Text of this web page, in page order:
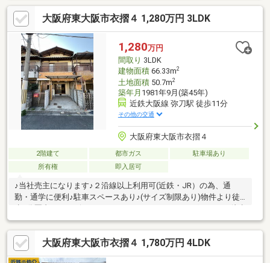
大阪府東大阪市衣摺４ 1,280万円 3LDK
1,280万円
間取り 3LDK
建物面積66.33m2
土地面積50.7m2
築年月 1981年9月(築45年)
近鉄大阪線 弥刀駅 徒歩11分
その他の交通
大阪府東大阪市衣摺４
2階建て 都市ガス
駐車場あり
所有権
即入居可
♪当社売主になります♪２沿線以上利用可(近鉄・JR）の為、通
勤・通学に便利♪駐車スペースあり♪(サイズ制限あり)物件より徒
6分圏内にあり、便利です。引渡しは残代金清算後になります。
大阪府東大阪市衣摺４ 1,780万円 4LDK